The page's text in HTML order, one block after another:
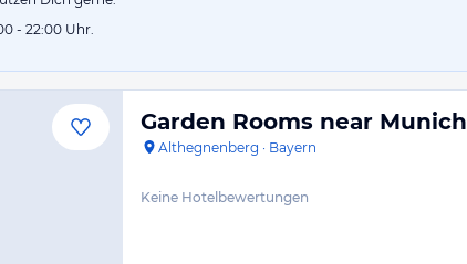
- 22:00 Uhr.
Garden Rooms near Munich
Althegnenberg · Bayern
Keine Hotelbewertungen